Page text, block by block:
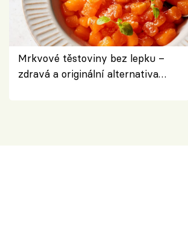
Mrkvové těstoviny bez lepku –
zdravá a originální alternativa